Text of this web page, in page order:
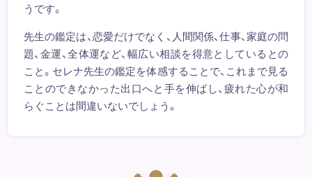
うです。
先生の鑑定は、恋愛だけでなく、人間関係、仕事、家庭の問
題、金運、全体運など、幅広い相談を得意としているとの
こと。セレナ先生の鑑定を体感することで、これまで見る
ことのできなかった出口へと手を伸ばし、疲れた心が和
らぐことは間違いないでしょう。